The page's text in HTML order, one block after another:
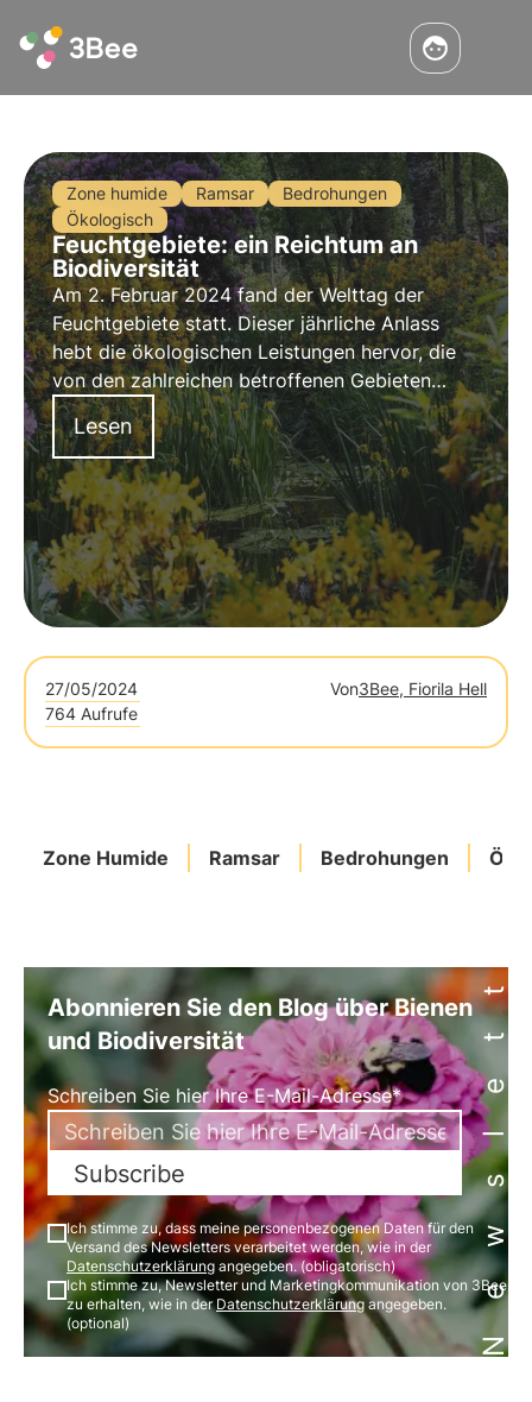
Zone humide Ramsar
Bedrohungen
Ökologisch
Feuchtgebiete: ein Reichtum an
Biodiversität
Am 2. Februar 2024 fand der Welttag der
Feuchtgebiete statt. Dieser jährliche Anlass
hebt die ökologischen Leistungen hervor, die
von den zahlreichen betroffenen Gebieten
erbracht werden. Doch was verbirgt sich hinter
diesem Begriff? Welche Interessen hat er für
die Biodiversität? Die Antworten in diesem
Artikel.
Lesen
27/05/2024 Von3Bee, Fiorila Hell
764 Aufrufe
Zone Humide Ramsar Bedrohungen Newsletter
Abonnieren Sie den Blog über Bienen
und Biodiversität
Schreiben Sie hier Ihre E-Mail-Adresse*
Subscribe
Ich stimme zu, dass meine personenbezogenen Daten für den
Versand des Newsletters verarbeitet werden, wie in der
Datenschutzerklärung angegeben. (obligatorisch)
Ich stimme zu, Newsletter und Marketingkommunikation von 3Bee
zu erhalten, wie in derDatenschutzerklärungangegeben.
(optional)